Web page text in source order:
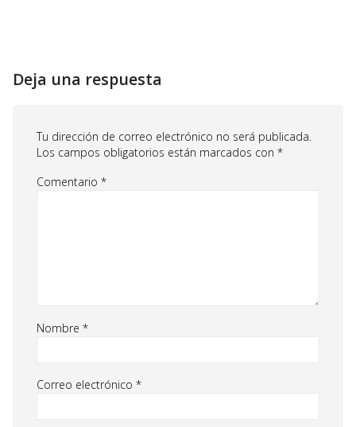
Deja una respuesta
Tu dirección de correo electrónico no será publicada.
Los campos obligatorios están marcados con *
Comentario *
Nombre *
Correo electrónico *